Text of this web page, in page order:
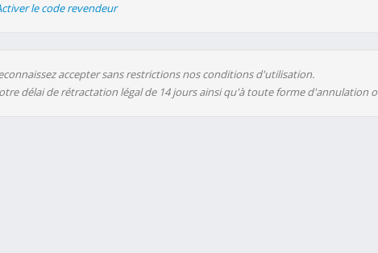
le code revendeur
accepter sans restrictions nos conditions d'utilisation.
délai de rétractation légal de 14 jours ainsi qu'à toute forme d'annulation